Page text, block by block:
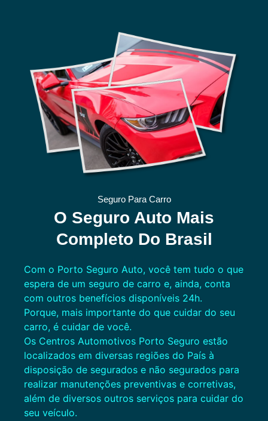
Seguro Para Carro
O Seguro Auto Mais
Completo Do Brasil
Com o Porto Seguro Auto, você tem tudo o que
espera de um seguro de carro e, ainda, conta
com outros benefícios disponíveis 24h.
Porque, mais importante do que cuidar do seu
carro, é cuidar de você.
Os Centros Automotivos Porto Seguro estão
localizados em diversas regiões do País à
disposição de segurados e não segurados para
realizar manutenções preventivas e corretivas,
além de diversos outros serviços para cuidar do
seu veículo.